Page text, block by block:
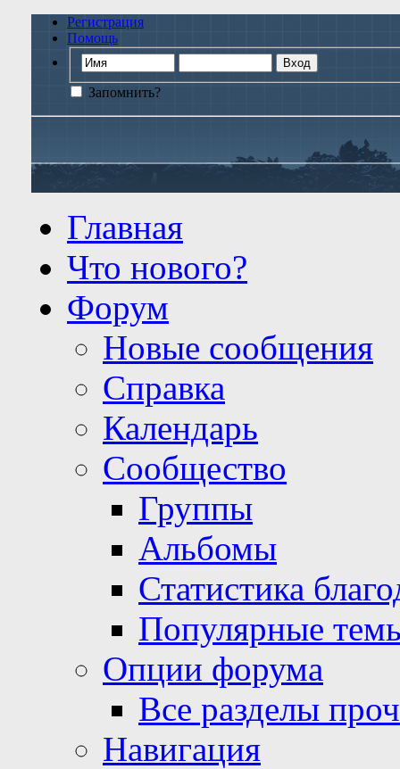
Регистрация
Помощь
Запомнить?
Главная
Что нового?
Форум
Новые сообщения
Справка
Календарь
Сообщество
Группы
Альбомы
Статистика
Популярные
Опции форума
Все разделы
Навигация